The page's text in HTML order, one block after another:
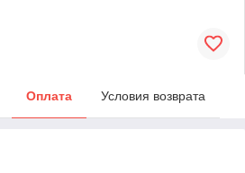
Оплата Условия возврата